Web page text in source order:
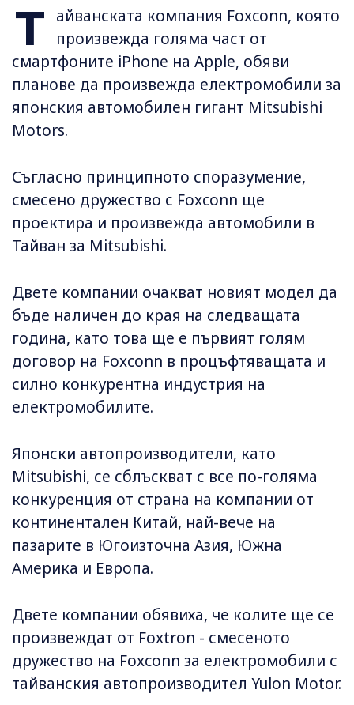
Т
айванската компания Foxconn, която
произвежда голяма част от
смартфоните iPhone на Apple, обяви
планове да произвежда електромобили за
японския автомобилен гигант Mitsubishi
Motors.
Съгласно принципното споразумение,
смесено дружество с Foxconn ще
проектира и произвежда автомобили в
Тайван за Mitsubishi.
Двете компании очакват новият модел да
бъде наличен до края на следващата
година, като това ще е първият голям
договор на Foxconn в процъфтяващата и
силно конкурентна индустрия на
електромобилите.
Японски автопроизводители, като
Mitsubishi, се сблъскват с все по-голяма
конкуренция от страна на компании от
континентален Китай, най-вече на
пазарите в Югоизточна Азия, Южна
Америка и Европа.
Двете компании обявиха, че колите ще се
произвеждат от Foxtron - смесеното
дружество на Foxconn за електромобили с
тайванския автопроизводител Yulon Motor.